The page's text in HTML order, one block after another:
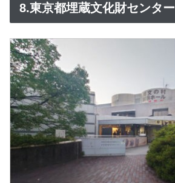
8.東京都埋蔵文化財センター